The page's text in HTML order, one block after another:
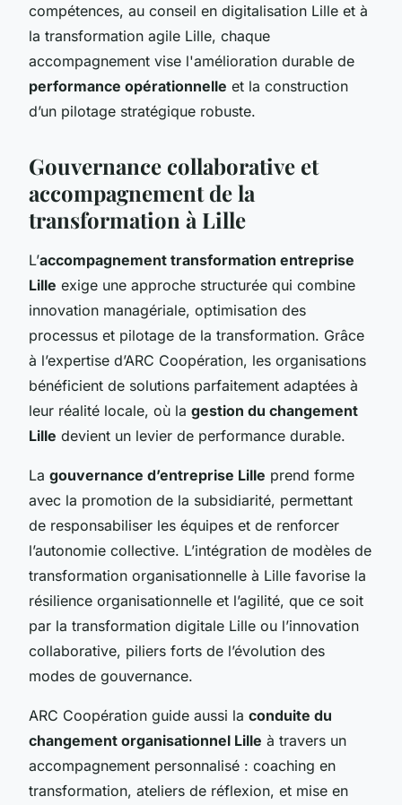
compétences, au conseil en digitalisation Lille et à
la transformation agile Lille, chaque
accompagnement vise l'amélioration durable de
performance opérationnelle et la construction
d’un pilotage stratégique robuste.
Gouvernance collaborative et
accompagnement de la
transformation à Lille
L’accompagnement transformation entreprise
Lille exige une approche structurée qui combine
innovation managériale, optimisation des
processus et pilotage de la transformation. Grâce
à l’expertise d’ARC Coopération, les organisations
bénéficient de solutions parfaitement adaptées à
leur réalité locale, où la gestion du changement
Lille devient un levier de performance durable.
La gouvernance d’entreprise Lille prend forme
avec la promotion de la subsidiarité, permettant
de responsabiliser les équipes et de renforcer
l’autonomie collective. L’intégration de modèles de
transformation organisationnelle à Lille favorise la
résilience organisationnelle et l’agilité, que ce soit
par la transformation digitale Lille ou l’innovation
collaborative, piliers forts de l’évolution des
modes de gouvernance.
ARC Coopération guide aussi la conduite du
changement organisationnel Lille à travers un
accompagnement personnalisé : coaching en
transformation, ateliers de réflexion, et mise en